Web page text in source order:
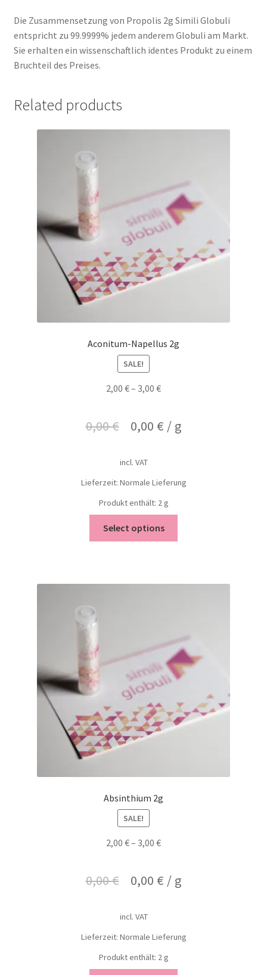
Die Zusammensetzung von Propolis 2g Simili Globuli
entspricht zu 99.9999% jedem anderem Globuli am Markt.
Sie erhalten ein wissenschaftlich identes Produkt zu einem
Bruchteil des Preises.
Related products
Aconitum-Napellus 2g
SALE!
2,00 €– 3,00 €
0,00€ 0,00 € / g
incl. VAT
Lieferzeit: Normale Lieferung
Produkt enthält: 2g
Select options
Absinthium 2g
SALE!
2,00 €– 3,00 €
0,00€ 0,00 € / g
incl. VAT
Lieferzeit: Normale Lieferung
Produkt enthält: 2g